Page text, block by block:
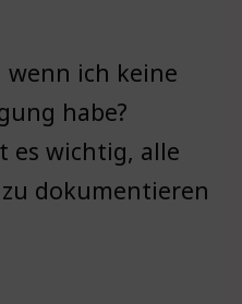
wenn ich keine
habe?
es wichtig, alle
dokumentieren